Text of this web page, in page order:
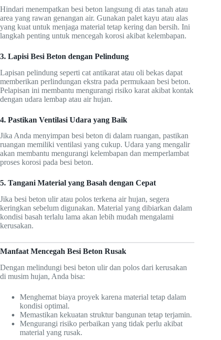
Hindari menempatkan besi beton langsung di atas tanah atau
area yang rawan genangan air. Gunakan palet kayu atau alas
yang kuat untuk menjaga material tetap kering dan bersih. Ini
langkah penting untuk mencegah korosi akibat kelembapan.
3. Lapisi Besi Beton dengan Pelindung
Lapisan pelindung seperti cat antikarat atau oli bekas dapat
memberikan perlindungan ekstra pada permukaan besi beton.
Pelapisan ini membantu mengurangi risiko karat akibat kontak
dengan udara lembap atau air hujan.
4. Pastikan Ventilasi Udara yang Baik
Jika Anda menyimpan besi beton di dalam ruangan, pastikan
ruangan memiliki ventilasi yang cukup. Udara yang mengalir
akan membantu mengurangi kelembapan dan memperlambat
proses korosi pada besi beton.
5. Tangani Material yang Basah dengan Cepat
Jika besi beton ulir atau polos terkena air hujan, segera
keringkan sebelum digunakan. Material yang dibiarkan dalam
kondisi basah terlalu lama akan lebih mudah mengalami
kerusakan.
Manfaat Mencegah Besi Beton Rusak
Dengan melindungi besi beton ulir dan polos dari kerusakan
di musim hujan, Anda bisa:
Menghemat biaya proyek karena material tetap dalam
kondisi optimal.
Memastikan kekuatan struktur bangunan tetap terjamin.
Mengurangi risiko perbaikan yang tidak perlu akibat
material yang rusak.